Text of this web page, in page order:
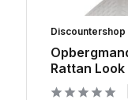
Discountershop
Rattan